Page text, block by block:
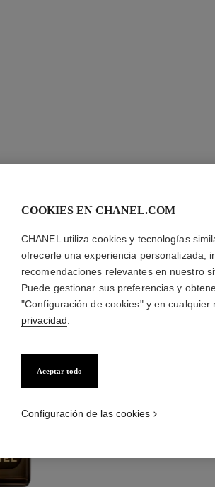
COOKIES EN CHANEL.COM
CHANEL utiliza cookies y tecnologías
ofrecerle una experiencia personalizada,
recomendaciones relevantes en nuestro
Puede gestionar sus preferencias y
"Configuración de cookies" y en cualquier
privacidad
Aceptar todo
Configuración de las cookies